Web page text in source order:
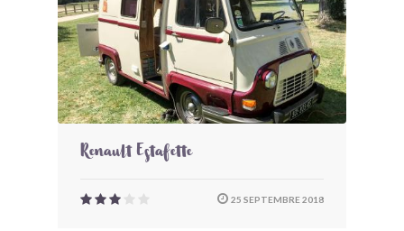
Renault Estafette
25 SEPTEMBRE 2018